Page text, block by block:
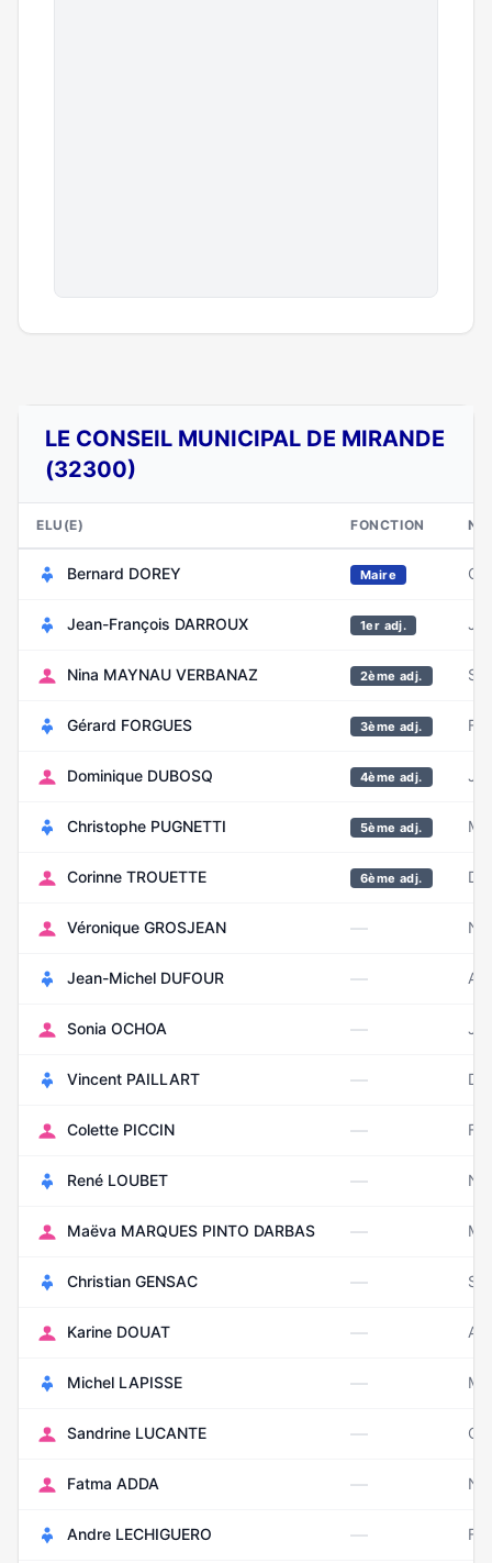
LE CONSEIL MUNICIPAL DE MIRANDE
(32300)
ELU(E) FONCTION
Bernard DOREY Maire
Jean-François DARROUX 1er adj.
Nina MAYNAU VERBANAZ 2ème adj.
Gérard FORGUES 3ème adj.
Dominique DUBOSQ 4ème adj.
Christophe PUGNETTI 5ème adj.
Corinne TROUETTE 6ème adj.
Véronique GROSJEAN —
Jean-Michel DUFOUR —
Sonia OCHOA —
Vincent PAILLART —
Colette PICCIN —
René LOUBET —
Maëva MARQUES PINTO DARBAS —
Christian GENSAC —
Karine DOUAT —
Michel LAPISSE —
Sandrine LUCANTE —
Fatma ADDA —
Andre LECHIGUERO —